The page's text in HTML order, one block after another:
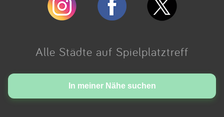
In meiner Nähe suchen
Alle Städte auf Spielplatztreff
Made with love in Cologne.